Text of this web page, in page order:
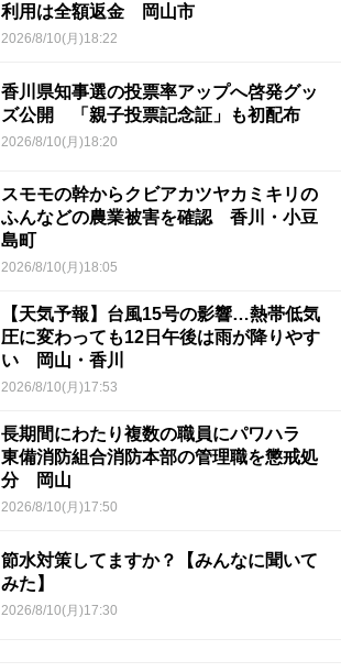
利用は全額返金 岡山市
2026/8/10(月)18:22
香川県知事選の投票率アップへ啓発グッ
ズ公開 「親子投票記念証」も初配布
2026/8/10(月)18:20
スモモの幹からクビアカツヤカミキリの
ふんなどの農業被害を確認 香川・小豆
島町
2026/8/10(月)18:05
【天気予報】台風15号の影響…熱帯低気
圧に変わっても12日午後は雨が降りやす
い 岡山・香川
2026/8/10(月)17:53
長期間にわたり複数の職員にパワハラ
東備消防組合消防本部の管理職を懲戒処
分 岡山
2026/8/10(月)17:50
節水対策してますか？【みんなに聞いて
みた】
2026/8/10(月)17:30